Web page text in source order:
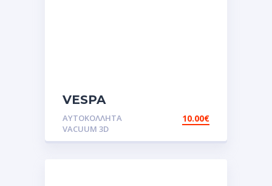
VESPA
FLAGS.Αυτοκόλλητα
ΑΥΤΟΚΌΛΛΗΤΑ
VACUUM 3D
10.00€